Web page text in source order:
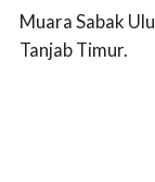
Muara Sabak
Tanjab Timur.